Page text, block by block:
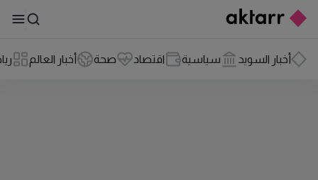
أخبار السويد سياسية اقتصاد صحة أخبار العالم